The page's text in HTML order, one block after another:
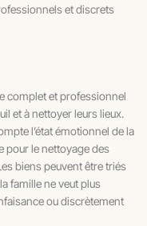
et discrets
complet et professionnel
et à nettoyer leurs lieux.
l’état émotionnel de la
pour le nettoyage des
biens peuvent être triés
famille ne veut plus
ou discrètement